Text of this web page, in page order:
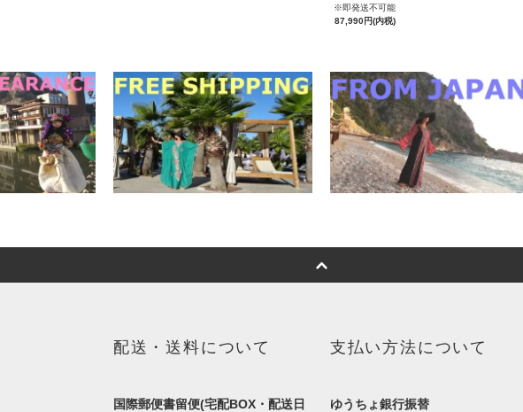
※即発送不可能
87,990円(内税)
配送・送料について
国際郵便書留便(宅配BOX・配送日
支払い方法について
ゆうちょ銀行振替